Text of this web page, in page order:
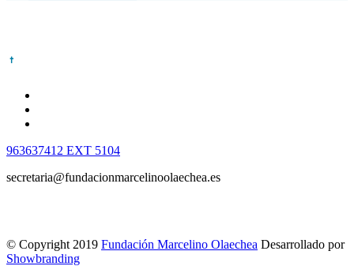
963637412 EXT 5104
secretaria@fundacionmarcelinoolaechea.es
© Copyright 2019 Fundación Marcelino Olaechea Desarrollado por
Showbranding